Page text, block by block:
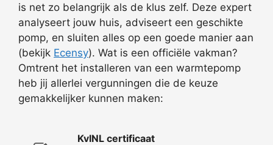
is net zo belangrijk als de klus zelf. Deze expert
analyseert jouw huis, adviseert een geschikte
pomp, en sluiten alles op een goede manier aan
(bekijk Ecensy). Wat is een officiële vakman?
Omtrent het installeren van een warmtepomp
heb jij allerlei vergunningen die de keuze
gemakkelijker kunnen maken:
KvINL certificaat